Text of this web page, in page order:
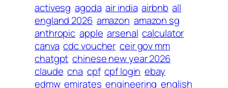
activesg agoda air india airbnb all
england 2026 amazon amazon sg
anthropic apple arsenal calculator
canva cdc voucher ceir gov mm
chatgpt chinese new year 2026
claude cna cpf cpf login ebay
edmw emirates engineering english